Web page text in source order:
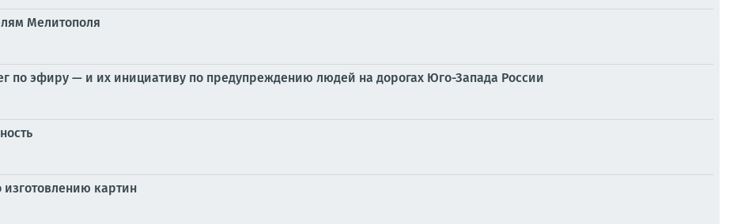
Мелитополя
по эфиру — и их инициативу по предупреждению людей на дорогах Юго-Запада России
картин